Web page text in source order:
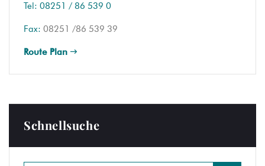
Tel: 08251 / 86 539 0
Fax: 08251 /86 539 39
Route Plan
Schnellsuche